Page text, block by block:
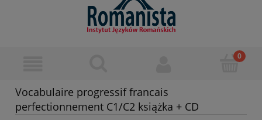
Vocabulaire progressif francais
perfectionnement C1/C2 książka + CD